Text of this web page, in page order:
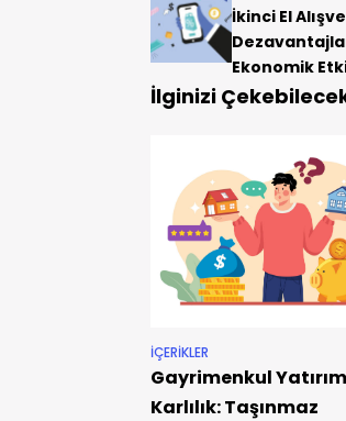
İkinci El
Ekonomik
İlginizi
İÇERIKLER
Gayrimenkul
Karlılık: Taşınmaz